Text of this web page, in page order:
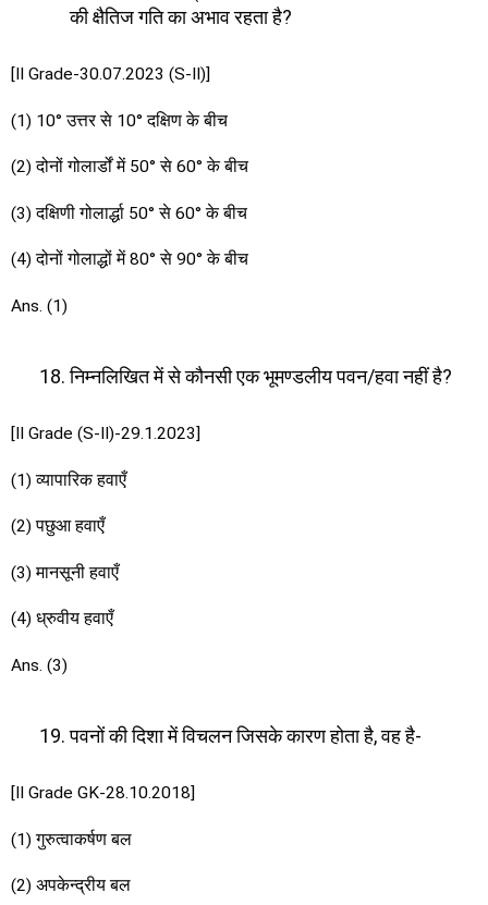
की क्षैतिज गति का अभाव रहता है?
[II Grade-30.07.2023 (S-II)]
(1) 10° उत्तर से 10° दक्षिण के बीच
(2) दोनों गोलार्डों में 50° से 60° के बीच
(3) दक्षिणी गोलार्द्धा 50° से 60° के बीच
(4) दोनों गोलाद्धों में 80° से 90° के बीच
Ans. (1)
निम्नलिखित में से कौनसी एक भूमण्डलीय पवन/हवा नहीं है?
[II Grade (S-II)-29.1.2023]
(1) व्यापारिक हवाएँ
(2) पछुआ हवाएँ
(3) मानसूनी हवाएँ
(4) ध्रुवीय हवाएँ
Ans. (3)
पवनों की दिशा में विचलन जिसके कारण होता है, वह है-
[II Grade GK-28.10.2018]
(1) गुरुत्वाकर्षण बल
(2) अपकेन्द्रीय बल